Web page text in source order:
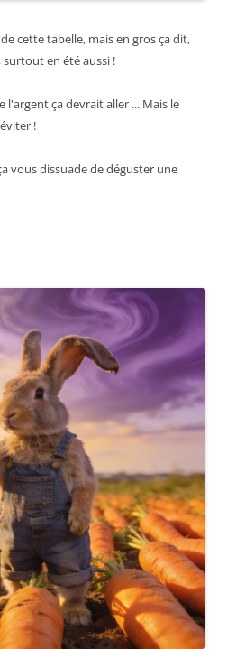
cette tabelle, mais en gros ça dit,
en été aussi !
l'argent ça devrait aller ... Mais le
!
vous dissuade de déguster une